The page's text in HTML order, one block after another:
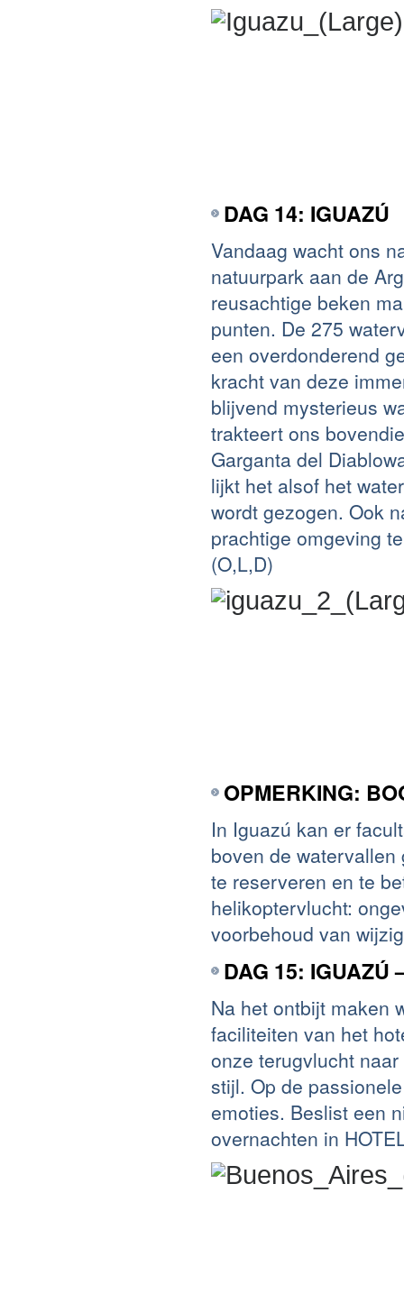
DAG 14: IGUAZÚ
Vandaag wacht ons
natuurpark aan de
reusachtige beken
punten. De 275
een overdonderend
kracht van deze
blijvend mysterieus
trakteert ons
Garganta del
lijkt het alsof het
wordt gezogen. Ook
prachtige omgeving
(O,L,D)
OPMERKING:
In Iguazú kan er
boven de
te reserveren en te
helikoptervlucht:
voorbehoud van
DAG 15: IGUAZÚ
Na het ontbijt maken
faciliteiten van het
onze terugvlucht
stijl. Op de
emoties. Beslist een
overnachten in